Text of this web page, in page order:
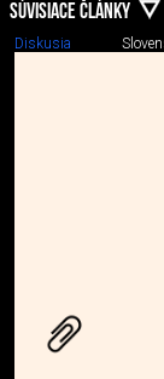
SÚVISIACE ČLÁNKY
Diskusia